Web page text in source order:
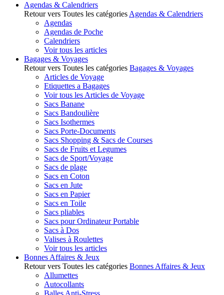
Agendas & Calendriers
Retour vers Toutes les catégories Agendas & Calendriers
Agendas
Agendas de Poche
Calendriers
Voir tous les articles
Bagages & Voyages
Retour vers Toutes les catégories Bagages & Voyages
Articles de Voyage
Etiquettes a Bagages
Voir tous les Articles de Voyage
Sacs Banane
Sacs Bandoulière
Sacs Isothermes
Sacs Porte-Documents
Sacs Shopping & Sacs de Courses
Sacs de Fruits et Legumes
Sacs de Sport/Voyage
Sacs de plage
Sacs en Coton
Sacs en Jute
Sacs en Papier
Sacs en Toile
Sacs pliables
Sacs pour Ordinateur Portable
Sacs à Dos
Valises à Roulettes
Voir tous les articles
Bonnes Affaires & Jeux
Retour vers Toutes les catégories Bonnes Affaires & Jeux
Allumettes
Autocollants
Balles Anti-Stress